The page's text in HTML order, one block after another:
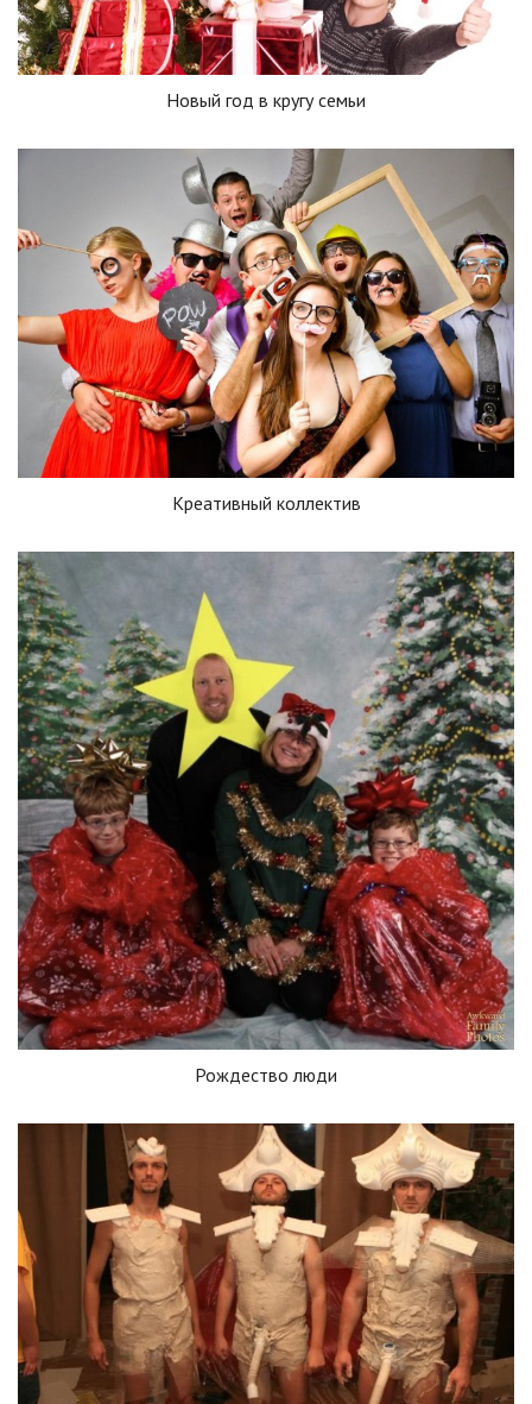
Новый год в кругу семьи
Креативный коллектив
Рождество люди